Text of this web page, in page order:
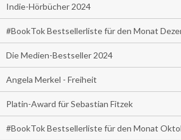
Indie-Hörbücher 2024
#BookTok Bestsellerliste für den Monat
Die Medien-Bestseller 2024
Angela Merkel - Freiheit
Platin-Award für Sebastian Fitzek
#BookTok Bestsellerliste für den Monat